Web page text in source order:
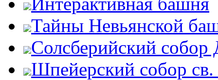
Тайны Невьянской
Солсберийский
Шпейерский собор